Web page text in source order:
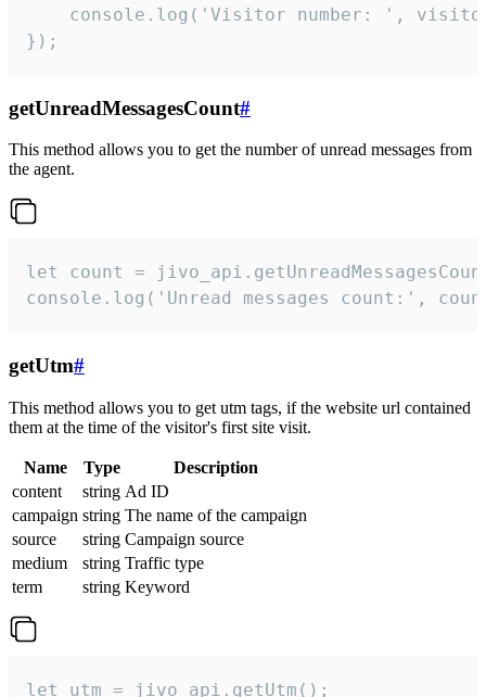
console.log('Visitor number: ',
});
getUnreadMessagesCount#
This method allows you to get the number of unread messages from
the agent.
let count =
console.log('Unread messages count:',
getUtm#
This method allows you to get utm tags, if the website url contained
them at the time of the visitor's first site visit.
Name Type
Description
content
string Ad ID
campaign string The name of the campaign
source
string Campaign source
medium
string Traffic type
term
string Keyword
let utm = jivo_api.getUtm();